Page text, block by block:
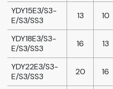
YDY15E3/S3-
E/S3/SS3
13 10
YDY18E3/S3-
E/S3/SS3
16 13
YDY22E3/S3-
E/S3/SS3
20 16